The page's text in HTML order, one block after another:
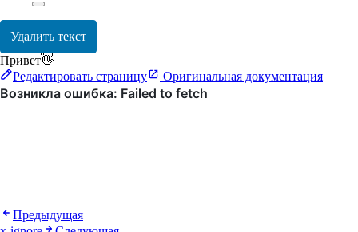
Удалить текст
Привет👋
Редактировать страницу
Оригинальная документация
Предыдущая